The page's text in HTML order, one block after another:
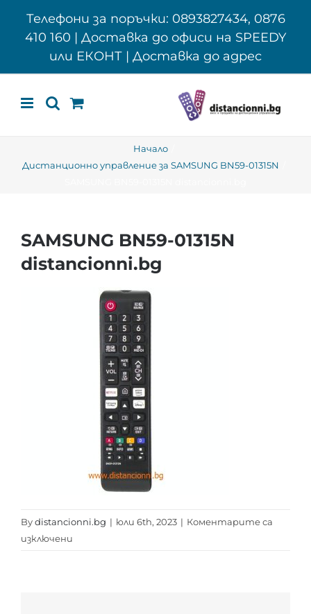
Телефони за поръчки: 0893827434, 0876
410 160 | Доставка до офиси на SPEEDY
или ЕКОНТ | Доставка до адрес
Начало
Дистанционно управление за SAMSUNG BN59-01315N
SAMSUNG BN59-01315N
distancionni.bg
Bydistancionni.bg | юли 6th, 2023 | Коментарите са
изключени